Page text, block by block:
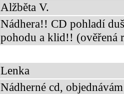
Alžběta V.
Nádhera!! CD pohladí
pohodu a klid!! (ověřená
Lenka
Nádherné cd, objednávám